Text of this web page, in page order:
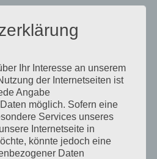
das sich verdoppelt,
Schweitzer Der Start
Alltag. Aber genau in
auch
kann die richtige...
Ihr Interesse an unserem
der Internetseiten ist
Angabe
möglich. Sofern eine
Services unseres
Internetseite in
könnte jedoch eine
Daten